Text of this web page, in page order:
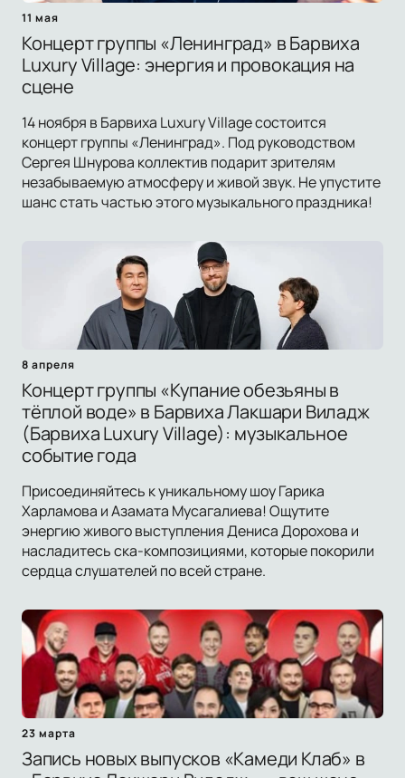
11 мая
Концерт группы «Ленинград» в Барвиха
Luxury Village: энергия и провокация на
сцене
14 ноября в Барвиха Luxury Village состоится
концерт группы «Ленинград». Под руководством
Сергея Шнурова коллектив подарит зрителям
незабываемую атмосферу и живой звук. Не упустите
шанс стать частью этого музыкального праздника!
8 апреля
Концерт группы «Купание обезьяны в
тёплой воде» в Барвиха Лакшари Виладж
(Барвиха Luxury Village): музыкальное
событие года
Присоединяйтесь к уникальному шоу Гарика
Харламова и Азамата Мусагалиева! Ощутите
энергию живого выступления Дениса Дорохова и
насладитесь ска-композициями, которые покорили
сердца слушателей по всей стране.
23 марта
Запись новых выпусков «Камеди Клаб» в